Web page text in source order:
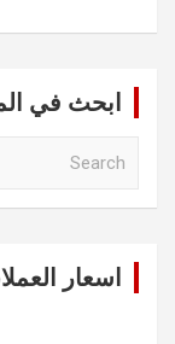
ابحث في
اسعار